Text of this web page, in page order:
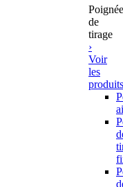
de
tirage
›
Voir
les
produits